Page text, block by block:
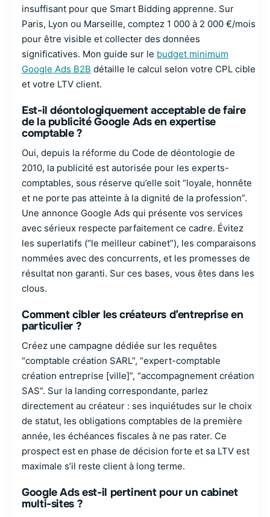
insuffisant pour que Smart Bidding apprenne. Sur
Paris, Lyon ou Marseille, comptez 1 000 à 2 000 €/mois
pour être visible et collecter des données
significatives. Mon guide sur le budget minimum
Google Ads B2B détaille le calcul selon votre CPL cible
et votre LTV client.
Est-il déontologiquement acceptable de faire
de la publicité Google Ads en expertise
comptable ?
Oui, depuis la réforme du Code de déontologie de
2010, la publicité est autorisée pour les experts-
comptables, sous réserve qu’elle soit “loyale, honnête
et ne porte pas atteinte à la dignité de la profession”.
Une annonce Google Ads qui présente vos services
avec sérieux respecte parfaitement ce cadre. Évitez
les superlatifs (“le meilleur cabinet”), les comparaisons
nommées avec des concurrents, et les promesses de
résultat non garanti. Sur ces bases, vous êtes dans les
clous.
Comment cibler les créateurs d’entreprise en
particulier ?
Créez une campagne dédiée sur les requêtes
“comptable création SARL”, “expert-comptable
création entreprise [ville]”, “accompagnement création
SAS”. Sur la landing correspondante, parlez
directement au créateur : ses inquiétudes sur le choix
de statut, les obligations comptables de la première
année, les échéances fiscales à ne pas rater. Ce
prospect est en phase de décision forte et sa LTV est
maximale s’il reste client à long terme.
Google Ads est-il pertinent pour un cabinet
multi-sites ?